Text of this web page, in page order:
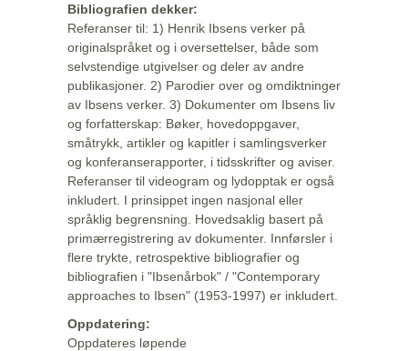
Bibliografien dekker:
Referanser til: 1) Henrik Ibsens verker på
originalspråket og i oversettelser, både som
selvstendige utgivelser og deler av andre
publikasjoner. 2) Parodier over og omdiktninger
av Ibsens verker. 3) Dokumenter om Ibsens liv
og forfatterskap: Bøker, hovedoppgaver,
småtrykk, artikler og kapitler i samlingsverker
og konferanserapporter, i tidsskrifter og aviser.
Referanser til videogram og lydopptak er også
inkludert. I prinsippet ingen nasjonal eller
språklig begrensning. Hovedsaklig basert på
primærregistrering av dokumenter. Innførsler i
flere trykte, retrospektive bibliografier og
bibliografien i "Ibsenårbok" / "Contemporary
approaches to Ibsen" (1953-1997) er inkludert.
Oppdatering:
Oppdateres løpende